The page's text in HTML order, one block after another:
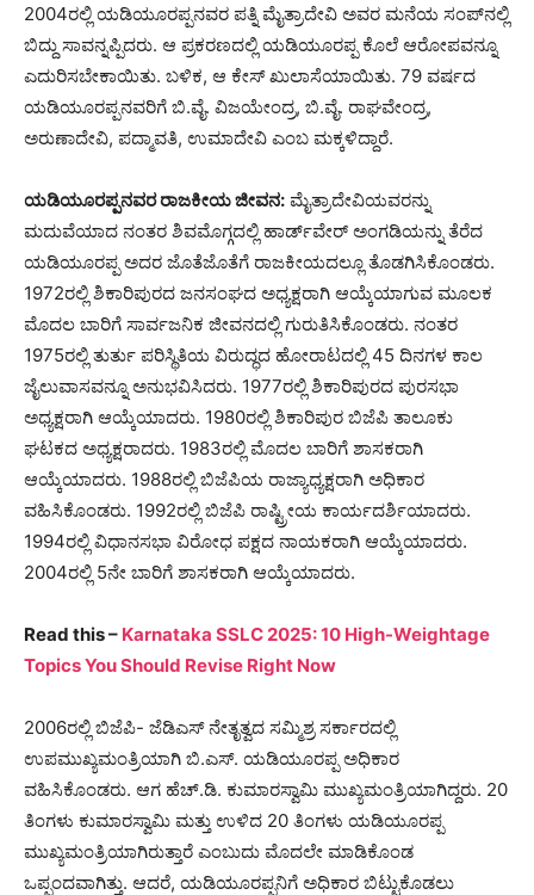
2004ರಲ್ಲಿ ಯಡಿಯೂರಪ್ಪನವರ ಪತ್ನಿ ಮೈತ್ರಾದೇವಿ ಅವರ ಮನೆಯ ಸಂಪ್​ನಲ್ಲಿ
ಬಿದ್ದು ಸಾವನ್ನಪ್ಪಿದರು. ಆ ಪ್ರಕರಣದಲ್ಲಿ ಯಡಿಯೂರಪ್ಪ ಕೊಲೆ ಆರೋಪವನ್ನೂ
ಎದುರಿಸಬೇಕಾಯಿತು. ಬಳಿಕ, ಆ ಕೇಸ್ ಖುಲಾಸೆಯಾಯಿತು. 79 ವರ್ಷದ
ಯಡಿಯೂರಪ್ಪನವರಿಗೆ ಬಿ.ವೈ. ವಿಜಯೇಂದ್ರ, ಬಿ.ವೈ. ರಾಘವೇಂದ್ರ,
ಅರುಣಾದೇವಿ, ಪದ್ಮಾವತಿ, ಉಮಾದೇವಿ ಎಂಬ ಮಕ್ಕಳಿದ್ದಾರೆ.
ಯಡಿಯೂರಪ್ಪನವರ ರಾಜಕೀಯ ಜೀವನ: ಮೈತ್ರಾದೇವಿಯವರನ್ನು
ಮದುವೆಯಾದ ನಂತರ ಶಿವಮೊಗ್ಗದಲ್ಲಿ ಹಾರ್ಡ್​ವೇರ್ ಅಂಗಡಿಯನ್ನು ತೆರೆದ
ಯಡಿಯೂರಪ್ಪ ಅದರ ಜೊತೆಜೊತೆಗೆ ರಾಜಕೀಯದಲ್ಲೂ ತೊಡಗಿಸಿಕೊಂಡರು.
1972ರಲ್ಲಿ ಶಿಕಾರಿಪುರದ ಜನಸಂಘದ ಅಧ್ಯಕ್ಷರಾಗಿ ಆಯ್ಕೆಯಾಗುವ ಮೂಲಕ
ಮೊದಲ ಬಾರಿಗೆ ಸಾರ್ವಜನಿಕ ಜೀವನದಲ್ಲಿ ಗುರುತಿಸಿಕೊಂಡರು. ನಂತರ
1975ರಲ್ಲಿ ತುರ್ತು ಪರಿಸ್ಥಿತಿಯ ವಿರುದ್ಧದ ಹೋರಾಟದಲ್ಲಿ 45 ದಿನಗಳ ಕಾಲ
ಜೈಲುವಾಸವನ್ನೂ ಅನುಭವಿಸಿದರು. 1977ರಲ್ಲಿ ಶಿಕಾರಿಪುರದ ಪುರಸಭಾ
ಅಧ್ಯಕ್ಷರಾಗಿ ಆಯ್ಕೆಯಾದರು. 1980ರಲ್ಲಿ ಶಿಕಾರಿಪುರ ಬಿಜೆಪಿ ತಾಲೂಕು
ಘಟಕದ ಅಧ್ಯಕ್ಷರಾದರು. 1983ರಲ್ಲಿ ಮೊದಲ ಬಾರಿಗೆ ಶಾಸಕರಾಗಿ
ಆಯ್ಕೆಯಾದರು. 1988ರಲ್ಲಿ ಬಿಜೆಪಿಯ ರಾಜ್ಯಾಧ್ಯಕ್ಷರಾಗಿ ಅಧಿಕಾರ
ವಹಿಸಿಕೊಂಡರು. 1992ರಲ್ಲಿ ಬಿಜೆಪಿ ರಾಷ್ಟ್ರೀಯ ಕಾರ್ಯದರ್ಶಿಯಾದರು.
1994ರಲ್ಲಿ ವಿಧಾನಸಭಾ ವಿರೋಧ ಪಕ್ಷದ ನಾಯಕರಾಗಿ ಆಯ್ಕೆಯಾದರು.
2004ರಲ್ಲಿ 5ನೇ ಬಾರಿಗೆ ಶಾಸಕರಾಗಿ ಆಯ್ಕೆಯಾದರು.
Read this – Karnataka SSLC 2025: 10 High-Weightage
Topics You Should Revise Right Now
2006ರಲ್ಲಿ ಬಿಜೆಪಿ- ಜೆಡಿಎಸ್ ನೇತೃತ್ವದ ಸಮ್ಮಿಶ್ರ ಸರ್ಕಾರದಲ್ಲಿ
ಉಪಮುಖ್ಯಮಂತ್ರಿಯಾಗಿ ಬಿ.ಎಸ್. ಯಡಿಯೂರಪ್ಪ ಅಧಿಕಾರ
ವಹಿಸಿಕೊಂಡರು. ಆಗ ಹೆಚ್​.ಡಿ. ಕುಮಾರಸ್ವಾಮಿ ಮುಖ್ಯಮಂತ್ರಿಯಾಗಿದ್ದರು. 20
ತಿಂಗಳು ಕುಮಾರಸ್ವಾಮಿ ಮತ್ತು ಉಳಿದ 20 ತಿಂಗಳು ಯಡಿಯೂರಪ್ಪ
ಮುಖ್ಯಮಂತ್ರಿಯಾಗಿರುತ್ತಾರೆ ಎಂಬುದು ಮೊದಲೇ ಮಾಡಿಕೊಂಡ
ಒಪ್ಪಂದವಾಗಿತ್ತು. ಆದರೆ, ಯಡಿಯೂರಪ್ಪನಿಗೆ ಅಧಿಕಾರ ಬಿಟ್ಟುಕೊಡಲು